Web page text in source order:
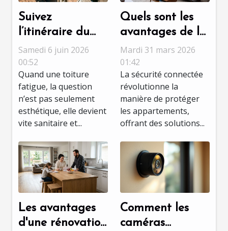
Suivez
l’itinéraire du
meilleur
couvreur à Tours
pour une
rénovation sans
accroc
Samedi 6 juin 2026
00:52
Quand une toiture
fatigue, la question
n’est pas seulement
esthétique, elle devient
vite sanitaire et...
Quels sont les
avantages de la
sécurité
connectée pour
les
appartements ?
Mardi 31 mars 2026
01:42
La sécurité connectée
révolutionne la
manière de protéger
les appartements,
offrant des solutions...
Les avantages
d'une rénovation
Comment les
caméras